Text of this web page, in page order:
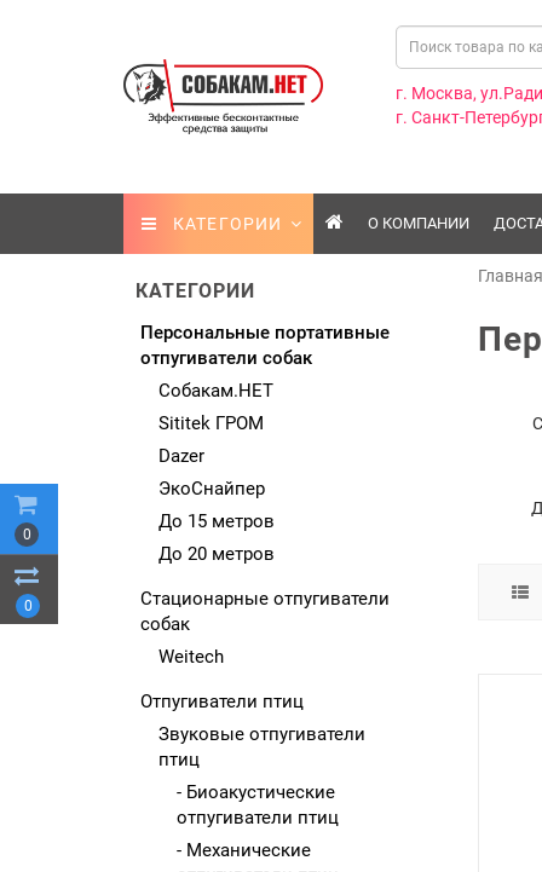
0
0
г. Москва,
г. Санкт-
КАТЕГОРИИ О КОМПАНИИ
КАТЕГОРИИ
Персональные портативные
отпугиватели собак
Собакам.НЕТ
Sititek ГРОМ
Dazer
ЭкоСнайпер
До 15 метров
До 20 метров
Стационарные отпугиватели
собак
Weitech
Отпугиватели птиц
Звуковые отпугиватели
птиц
- Биоакустические
отпугиватели птиц
- Механические
Главная